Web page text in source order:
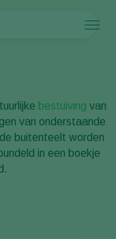
bestuiving van
van onderstaande
buitenteelt worden
in een boekje